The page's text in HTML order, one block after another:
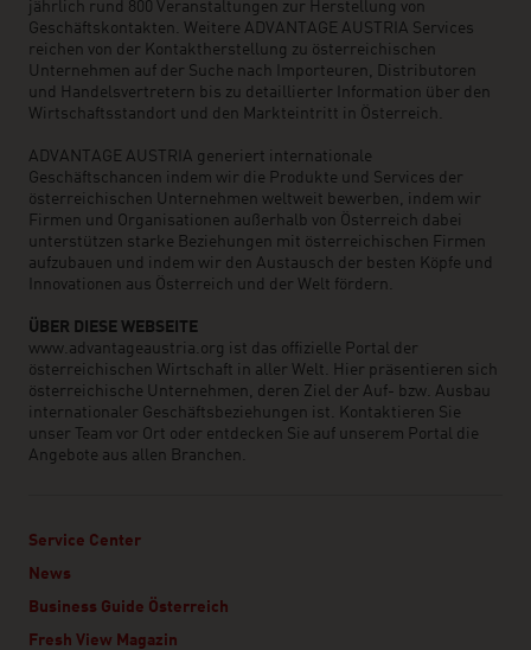
jährlich rund 800 Veranstaltungen zur Herstellung von
Geschäftskontakten. Weitere ADVANTAGE AUSTRIA Services
reichen von der Kontaktherstellung zu österreichischen
Unternehmen auf der Suche nach Importeuren, Distributoren
und Handelsvertretern bis zu detaillierter Information über den
Wirtschaftsstandort und den Markteintritt in Österreich.
ADVANTAGE AUSTRIA generiert internationale
Geschäftschancen indem wir die Produkte und Services der
österreichischen Unternehmen weltweit bewerben, indem wir
Firmen und Organisationen außerhalb von Österreich dabei
unterstützen starke Beziehungen mit österreichischen Firmen
aufzubauen und indem wir den Austausch der besten Köpfe und
Innovationen aus Österreich und der Welt fördern.
ÜBER DIESE WEBSEITE
www.advantageaustria.org ist das offizielle Portal der
österreichischen Wirtschaft in aller Welt. Hier präsentieren sich
österreichische Unternehmen, deren Ziel der Auf- bzw. Ausbau
internationaler Geschäftsbeziehungen ist. Kontaktieren Sie
unser Team vor Ort oder entdecken Sie auf unserem Portal die
Angebote aus allen Branchen.
Service Center
News
Business Guide Österreich
Fresh View Magazin